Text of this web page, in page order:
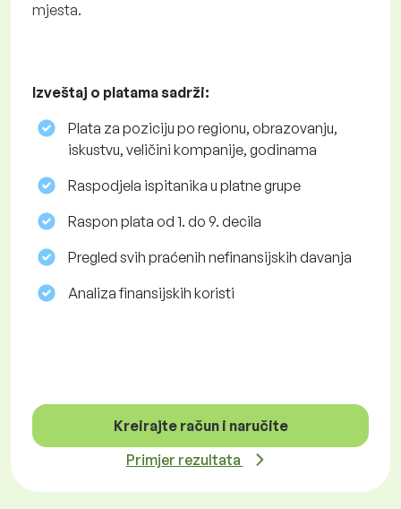
mjesta.
Izveštaj o platama sadrži:
Plata za poziciju po regionu, obrazovanju,
iskustvu, veličini kompanije, godinama
Raspodjela ispitanika u platne grupe
Raspon plata od 1. do 9. decila
Pregled svih praćenih nefinansijskih davanja
Analiza finansijskih koristi
Kreirajte račun i naručite
Primjer rezultata